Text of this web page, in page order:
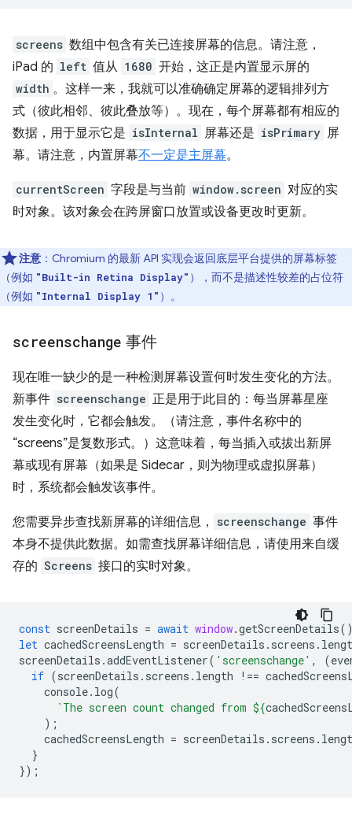
screens 数组中包含有关已连接屏幕的信息。请注意，
iPad 的 left 值从 1680 开始，这正是内置显示屏的
width 。这样一来，我就可以准确确定屏幕的逻辑排列方
式（彼此相邻、彼此叠放等）。现在，每个屏幕都有相应的
数据，用于显示它是 isInternal 屏幕还是 isPrimary 屏
幕。请注意，内置屏幕不一定是主屏幕。
currentScreen 字段是与当前 window.screen 对应的实
时对象。该对象会在跨屏窗口放置或设备更改时更新。
注意 ：Chromium 的最新 API 实现会返回底层平台提供的屏幕标签
（例如 "Built-in Retina Display" ），而不是描述性较差的占位符
（例如 "Internal Display 1" ）。
screenschange 事件
现在唯一缺少的是一种检测屏幕设置何时发生变化的方法。
新事件 screenschange 正是用于此目的：每当屏幕星座
发生变化时，它都会触发。（请注意，事件名称中的
“screens”是复数形式。）这意味着，每当插入或拔出新屏
幕或现有屏幕（如果是 Sidecar，则为物理或虚拟屏幕）
时，系统都会触发该事件。
您需要异步查找新屏幕的详细信息， screenschange 事件
本身不提供此数据。如需查找屏幕详细信息，请使用来自缓
存的 Screens 接口的实时对象。
const screenDetails = await window.getScreenDetails
let cachedScreensLength = screenDetails . screens .
screenDetails .addEventListener( 'screenschange' , (
if (screenDetails . screens . length !==
console. log(
`The screen count changed from ${
);
cachedScreensLength = screenDetails . screens .
}
});